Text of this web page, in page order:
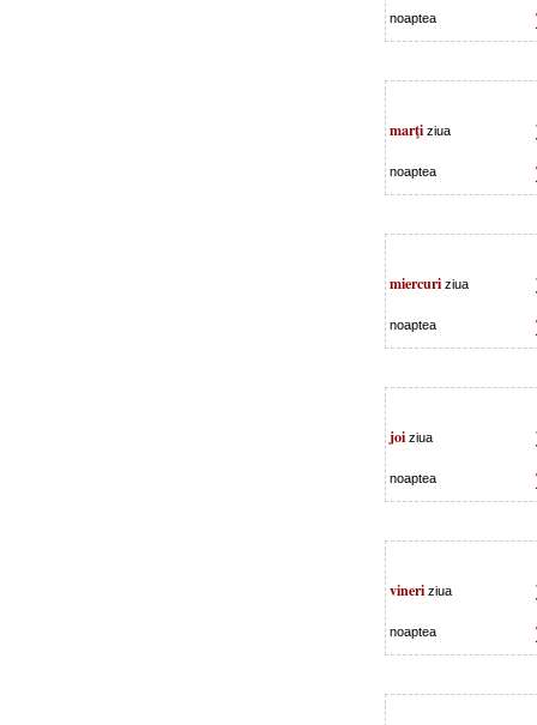
noaptea
marţi ziua
noaptea
miercuri ziua
noaptea
joi ziua
noaptea
vineri ziua
noaptea